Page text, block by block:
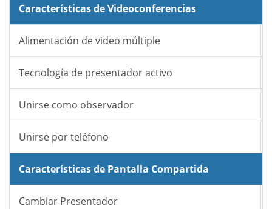
Características de Videoconferencias
Alimentación de video múltiple
Tecnología de presentador activo
Unirse como observador
Unirse por teléfono
Características de Pantalla Compartida
Cambiar Presentador